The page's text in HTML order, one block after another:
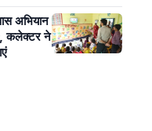
अभियान
कलेक्टर ने